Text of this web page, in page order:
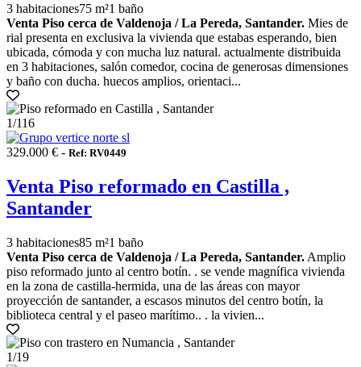
3 habitaciones75 m²1 baño
Venta Piso cerca de Valdenoja / La Pereda, Santander. Mies de
rial presenta en exclusiva la vivienda que estabas esperando, bien
ubicada, cómoda y con mucha luz natural. actualmente distribuida
en 3 habitaciones, salón comedor, cocina de generosas dimensiones
y baño con ducha. huecos amplios, orientaci...
1/116
329.000 € - Ref: RV0449
Venta Piso reformado en Castilla ,
Santander
3 habitaciones85 m²1 baño
Venta Piso cerca de Valdenoja / La Pereda, Santander. Amplio
piso reformado junto al centro botín. . se vende magnífica vivienda
en la zona de castilla-hermida, una de las áreas con mayor
proyección de santander, a escasos minutos del centro botín, la
biblioteca central y el paseo marítimo.. . la vivien...
1/19